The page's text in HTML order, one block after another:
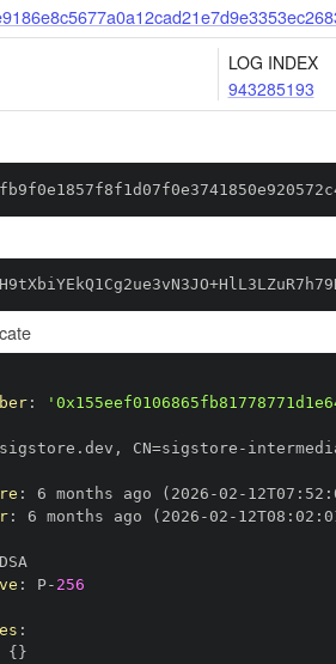
LOG INDEX
943285193
:
, CN=sigstore -
: 6 months ago (2026 -02 - 12T07 : 52 :
: 6 months ago (2026 -02 - 12T08 : 02 :
: P- 256
:
{ }